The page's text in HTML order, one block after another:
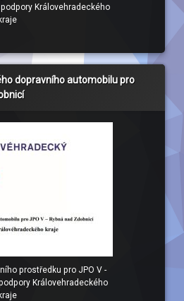
Královehradeckého
kraje
dopravního automobilu pro
prostředku pro JPO V -
Královehradeckého
kraje